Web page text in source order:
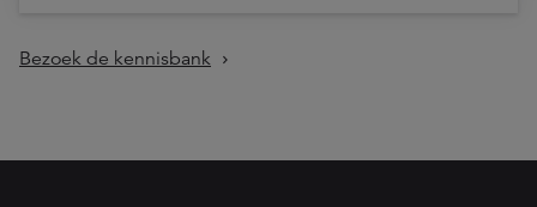
Bezoek de kennisbank